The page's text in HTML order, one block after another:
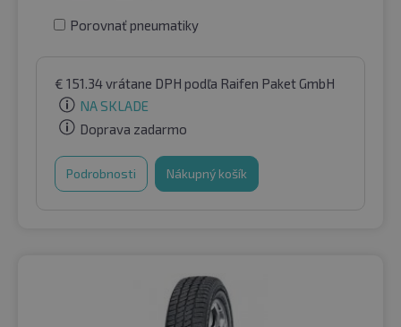
Porovnať pneumatiky
€ 151.34vrátane DPH podľa Raifen Paket GmbH
NA SKLADE
Doprava zadarmo
Podrobnosti Nákupný košík